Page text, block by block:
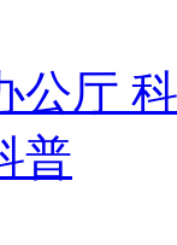
公厅
普